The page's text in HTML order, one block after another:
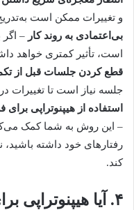
و تغییرات ممکن است
بی‌اعتمادی به روند کار – اگر
است، تأثیر کمتری خواهد
قطع کردن جلسات قبل از
جلسه نیاز است تا تغییرات در
استفاده از هیپنوتراپی
– این روش به شما کمک
رفتارهای خود داشته باشید،
کند.
۴. آیا هیپنوتراپی برای همه جواب می‌دهد؟